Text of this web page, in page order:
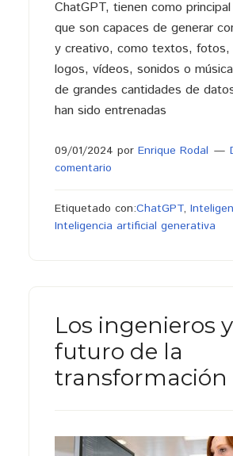
ChatGPT, tienen como
que son capaces de generar
y creativo, como textos, fotos,
logos, vídeos, sonidos o
de grandes cantidades de
han sido entrenadas
09/01/2024 por Enrique Rodal
comentario
Etiquetado con:ChatGPT,
Inteligencia artificial generativa
Los ingenieros
futuro de la
transformación